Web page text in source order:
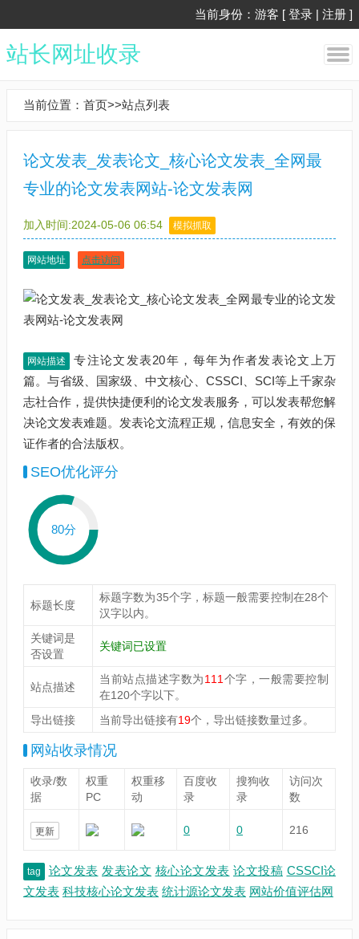
当前身份：游客 [ 登录 | 注册 ]
站长网址收录
当前位置： 首页>>站点列表
论文发表_发表论文_核心论文发表_全网最
专业的论文发表网站-论文发表网
加入时间:2024-05-06 06:54 模拟抓取
网站地址 点击访问
网站描述
专注论文发表20年，每年为作者发表论文上万
篇。与省级、国家级、中文核心、CSSCI、SCI等上千家杂
志社合作，提供快捷便利的论文发表服务，可以发表帮您解
决论文发表难题。发表论文流程正规，信息安全，有效的保
证作者的合法版权。
SEO优化评分
80分
标题长度
标题字数为35个字，标题一般需要控制在28个
汉字以内。
关键词是
否设置
关键词已设置
站点描述
当前站点描述字数为111个字，一般需要控制
在120个字以下。
导出链接
当前导出链接有19个，导出链接数量过多。
网站收录情况
收录/数
据
权重
PC
权重移
动
百度收
录
搜狗收
录
访问次
数
更新 0 0 216
tag 论文发表 发表论文 核心论文发表 论文投稿 CSSCI论
文发表 科技核心论文发表 统计源论文发表 网站价值评估网